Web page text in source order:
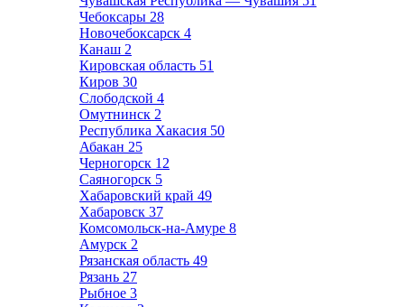
Чебоксары 28
Новочебоксарск 4
Канаш 2
Кировская область 51
Киров 30
Слободской 4
Омутнинск 2
Республика Хакасия 50
Абакан 25
Черногорск 12
Саяногорск 5
Хабаровский край 49
Хабаровск 37
Комсомольск-на-Амуре 8
Амурск 2
Рязанская область 49
Рязань 27
Рыбное 3